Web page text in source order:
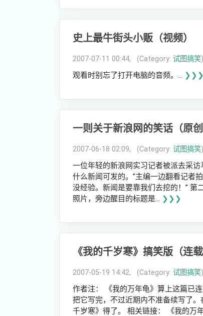
史上最牛街头小贩（视频）
2007-07-11 00:44, (Category: 试图搞笑)
观看时别忘了打开电脑的音频。... ❯❯❯
一则关于新浪网的笑话（原创
2007-06-18 02:09, (Category: 试图搞笑)
一位年轻的新浪网实习记者被派去采
什么新闻可发的。”主编一边翻看记者
没经验。新闻是要靠我们去挖的！” 第
照片，旁边醒目的标题是... ❯❯❯
《我的千岁寒》搞笑版（连载
2007-05-19 14:42, (Category: 试图搞笑)
作者注： 《我的万年龟》算上这篇已
把它写完，不过近期内不准备续写了
千岁寒》得了。 相关链接： 《我的万